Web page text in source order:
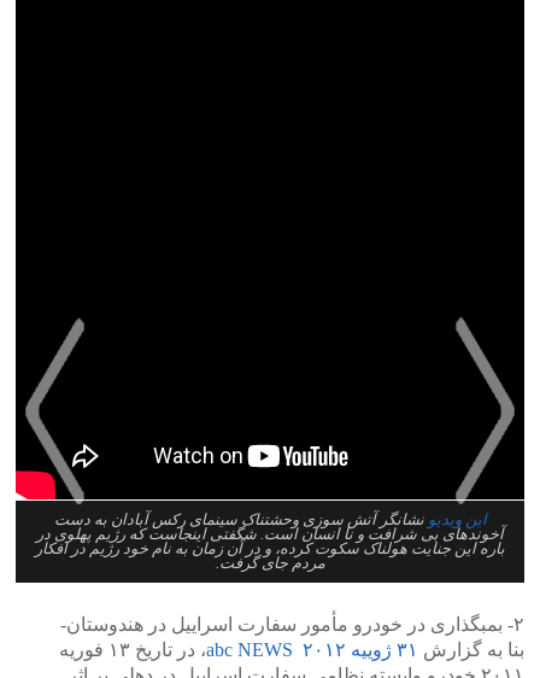
این ویدیو نشانگر آتش سوزی وحشتناک سینمای رکس آبادان به دست
آخوندهای بی شرافت و نا انسان است. شگفتی اینجاست که رژیم پهلوی در
باره این جنایت هولناک سکوت کرده، و در آن زمان به نام خود رژیم در افکار
مردم جای گرفت.
۲- بمبگذاری در خودرو مأمور سفارت اسراییل در هندوستان-
بنا به گزارش ۳۱ ژوییه ۲۰۱۲ abc NEWS
، در تاریخ ۱۳ فوریه
>